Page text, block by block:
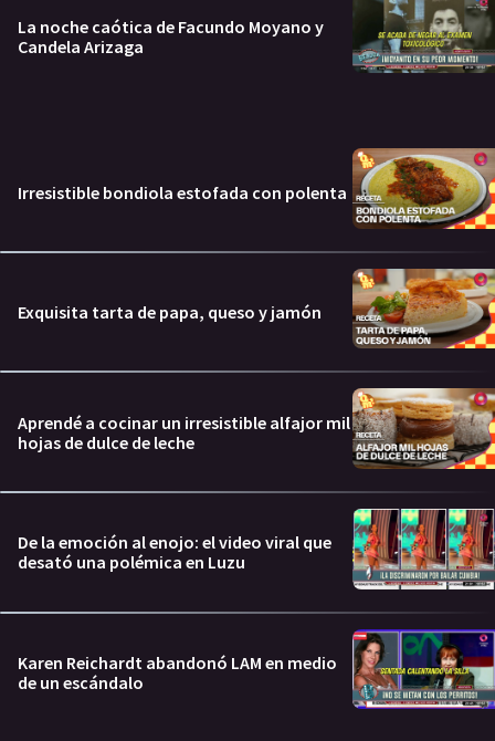
La noche caótica de Facundo Moyano y
Candela Arizaga
Irresistible bondiola estofada con polenta
Exquisita tarta de papa, queso y jamón
Aprendé a cocinar un irresistible alfajor mil
hojas de dulce de leche
De la emoción al enojo: el video viral que
desató una polémica en Luzu
Karen Reichardt abandonó LAM en medio
de un escándalo